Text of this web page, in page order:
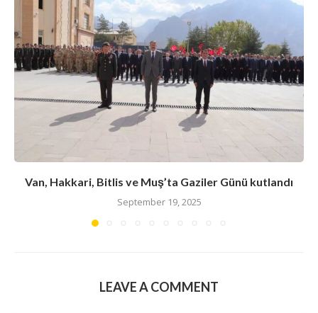
Van, Hakkari, Bitlis ve Muş’ta Gaziler Günü kutlandı
September 19, 2025
LEAVE A COMMENT